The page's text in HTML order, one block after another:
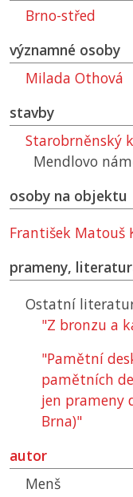
Brno-střed
významné osoby
Milada Othová
stavby
Starobrněnský
Mendlovo
osoby na objektu
František Matouš
prameny,
Ostatní
"Z bronzu a
"Pamětní
pamětních
jen prameny
Brna)"
autor
Menš